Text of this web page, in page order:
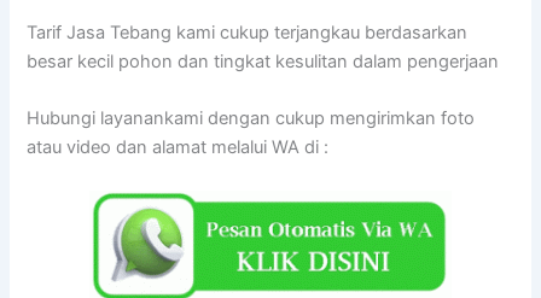
Tarif Jasa Tebang kami cukup terjangkau berdasarkan
besar kecil pohon dan tingkat kesulitan dalam pengerjaan
Hubungi layanankami dengan cukup mengirimkan foto
atau video dan alamat melalui WA di :